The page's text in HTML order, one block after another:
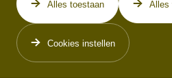
Alles toestaan Alles
Cookies instellen
Online kan je maximaal 10